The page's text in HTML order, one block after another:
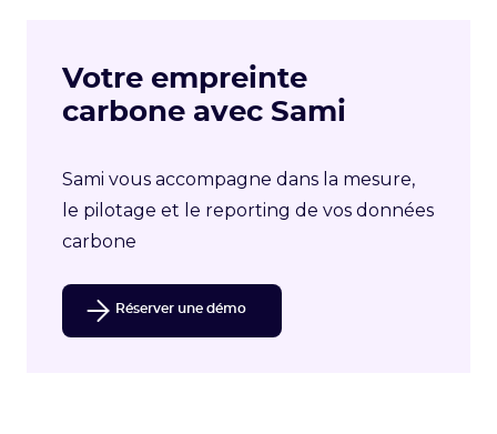
Votre empreinte
carbone avec Sami
Sami vous accompagne dans la mesure,
le pilotage et le reporting de vos données
carbone
Réserver une démo